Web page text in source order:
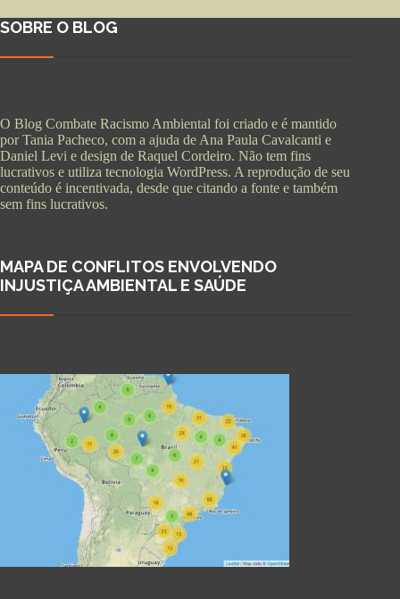
Fontes
SOBRE O BLOG
O Blog Combate Racismo Ambiental foi criado e é mantido
por Tania Pacheco, com a ajuda de Ana Paula Cavalcanti e
Daniel Levi e design de Raquel Cordeiro. Não tem fins
lucrativos e utiliza tecnologia WordPress. A reprodução de seu
conteúdo é incentivada, desde que citando a fonte e também
sem fins lucrativos.
MAPA DE CONFLITOS ENVOLVENDO
INJUSTIÇA AMBIENTAL E SAÚDE